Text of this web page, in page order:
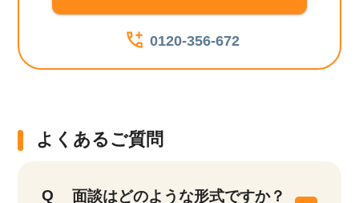
0120-356-672
よくあるご質問
面談はどのような形式ですか？